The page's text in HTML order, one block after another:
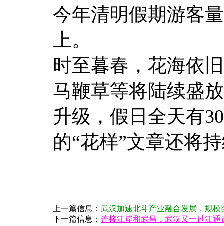
今年清明假期游客
上。
时至暮春，花海依
马鞭草等将陆续盛
升级，假日全天有
的“花样”文章还将
上一篇信息： 武汉加速北斗产业融合发展，规模
下一篇信息： 连接江岸和武昌，武汉又一过江通